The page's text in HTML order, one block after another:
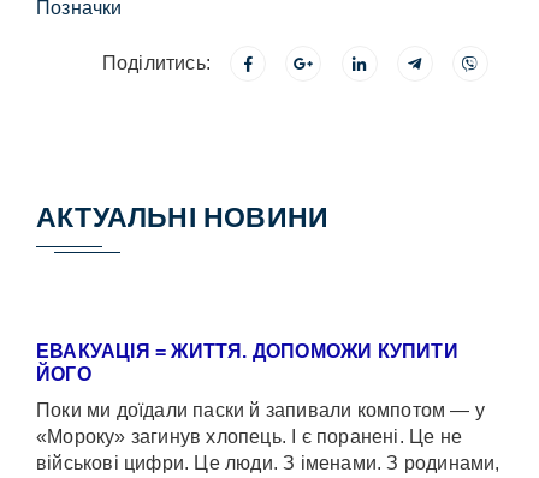
Позначки
Поділитись:
АКТУАЛЬНІ НОВИНИ
ЕВАКУАЦІЯ = ЖИТТЯ. ДОПОМОЖИ КУПИТИ
ЙОГО
Поки ми доїдали паски й запивали компотом — у
«Мороку» загинув хлопець. І є поранені. Це не
військові цифри. Це люди. З іменами. З родинами,